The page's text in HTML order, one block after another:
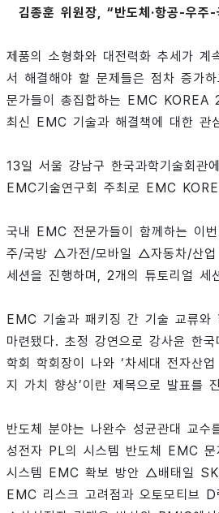
김종훈 위원장, “반도체·항공-우
제품의 소형화와 대전력화 추세가 계
서 해결해야 할 문제들은 점차 증가
문가들이 총집합하는 EMC KOREA
최신 EMC 기술과 해결책에 대한 관
13일 서울 강남구 한국과학기술회관
EMC기술연구회 주최로 EMC
국내 EMC 전문가들이 함께하는 이
주/국방 △가전/모바일 △자동차/산업
세션을 진행하며, 2개의 튜토리얼 세
EMC 기술과 패키징 간 기술 교류와
마련됐다. 초정 강연으로 강사윤 한
학회 학회장이 나와 ‘차세대 전자산
지 가치 향상’이란 제목으로 발표를
반도체 분야는 나완수 성균관대 교
성전자 PL의 시스템 반도체 EMC
시스템 EMC 확보 방안 △배태일
EMC 리스크 고려점과 오토모티브